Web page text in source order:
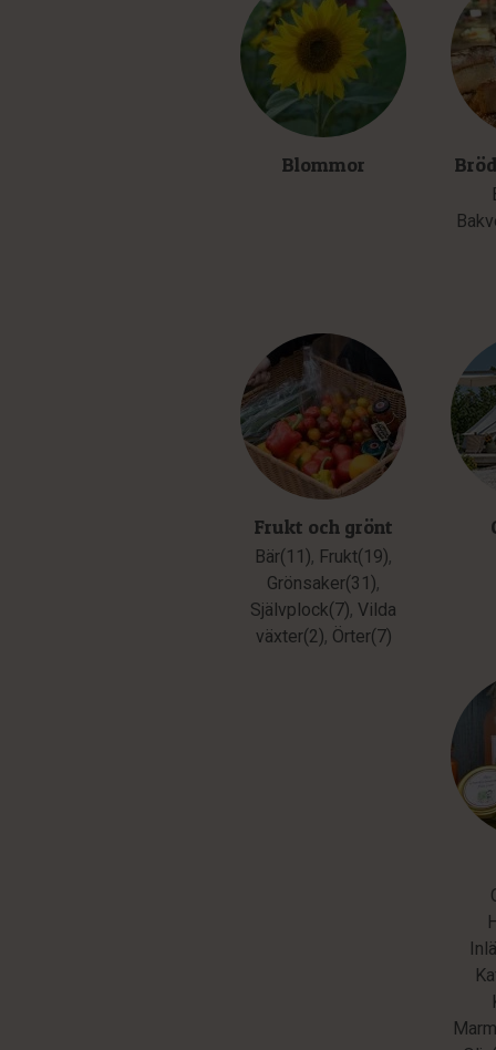
Blommor
Frukt och grönt
Bär(11), Frukt(19),
Grönsaker(31),
Självplock(7), Vilda
växter(2), Örter(7)